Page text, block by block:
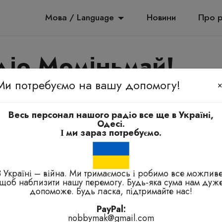
Мова / Language Новини Про
Моміньмай!
е-елба, куала-куала!
потребуємо на вашу допомогу! ×
Весь персонал нашого радіо все ще в Україні,
Одесі.
І ми зараз потребуємо.
Україні – війна. Ми тримаємось і робимо все
щоб наблизити нашу перемогу. Будь-яка сума нам
допоможе. Будь ласка, підтримайте нас!
PayPal:
nobbymak@gmail.com
проблеми.